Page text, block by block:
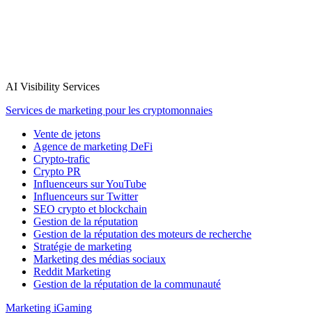
AI Visibility Services
Services de marketing pour les cryptomonnaies
Vente de jetons
Agence de marketing DeFi
Crypto-trafic
Crypto PR
Influenceurs sur YouTube
Influenceurs sur Twitter
SEO crypto et blockchain
Gestion de la réputation
Gestion de la réputation des moteurs de recherche
Stratégie de marketing
Marketing des médias sociaux
Reddit Marketing
Gestion de la réputation de la communauté
Marketing iGaming